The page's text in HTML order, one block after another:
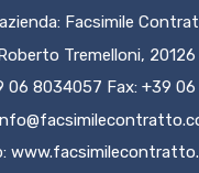
Facsimile
Tremelloni,
06 8034057 Fax: +39